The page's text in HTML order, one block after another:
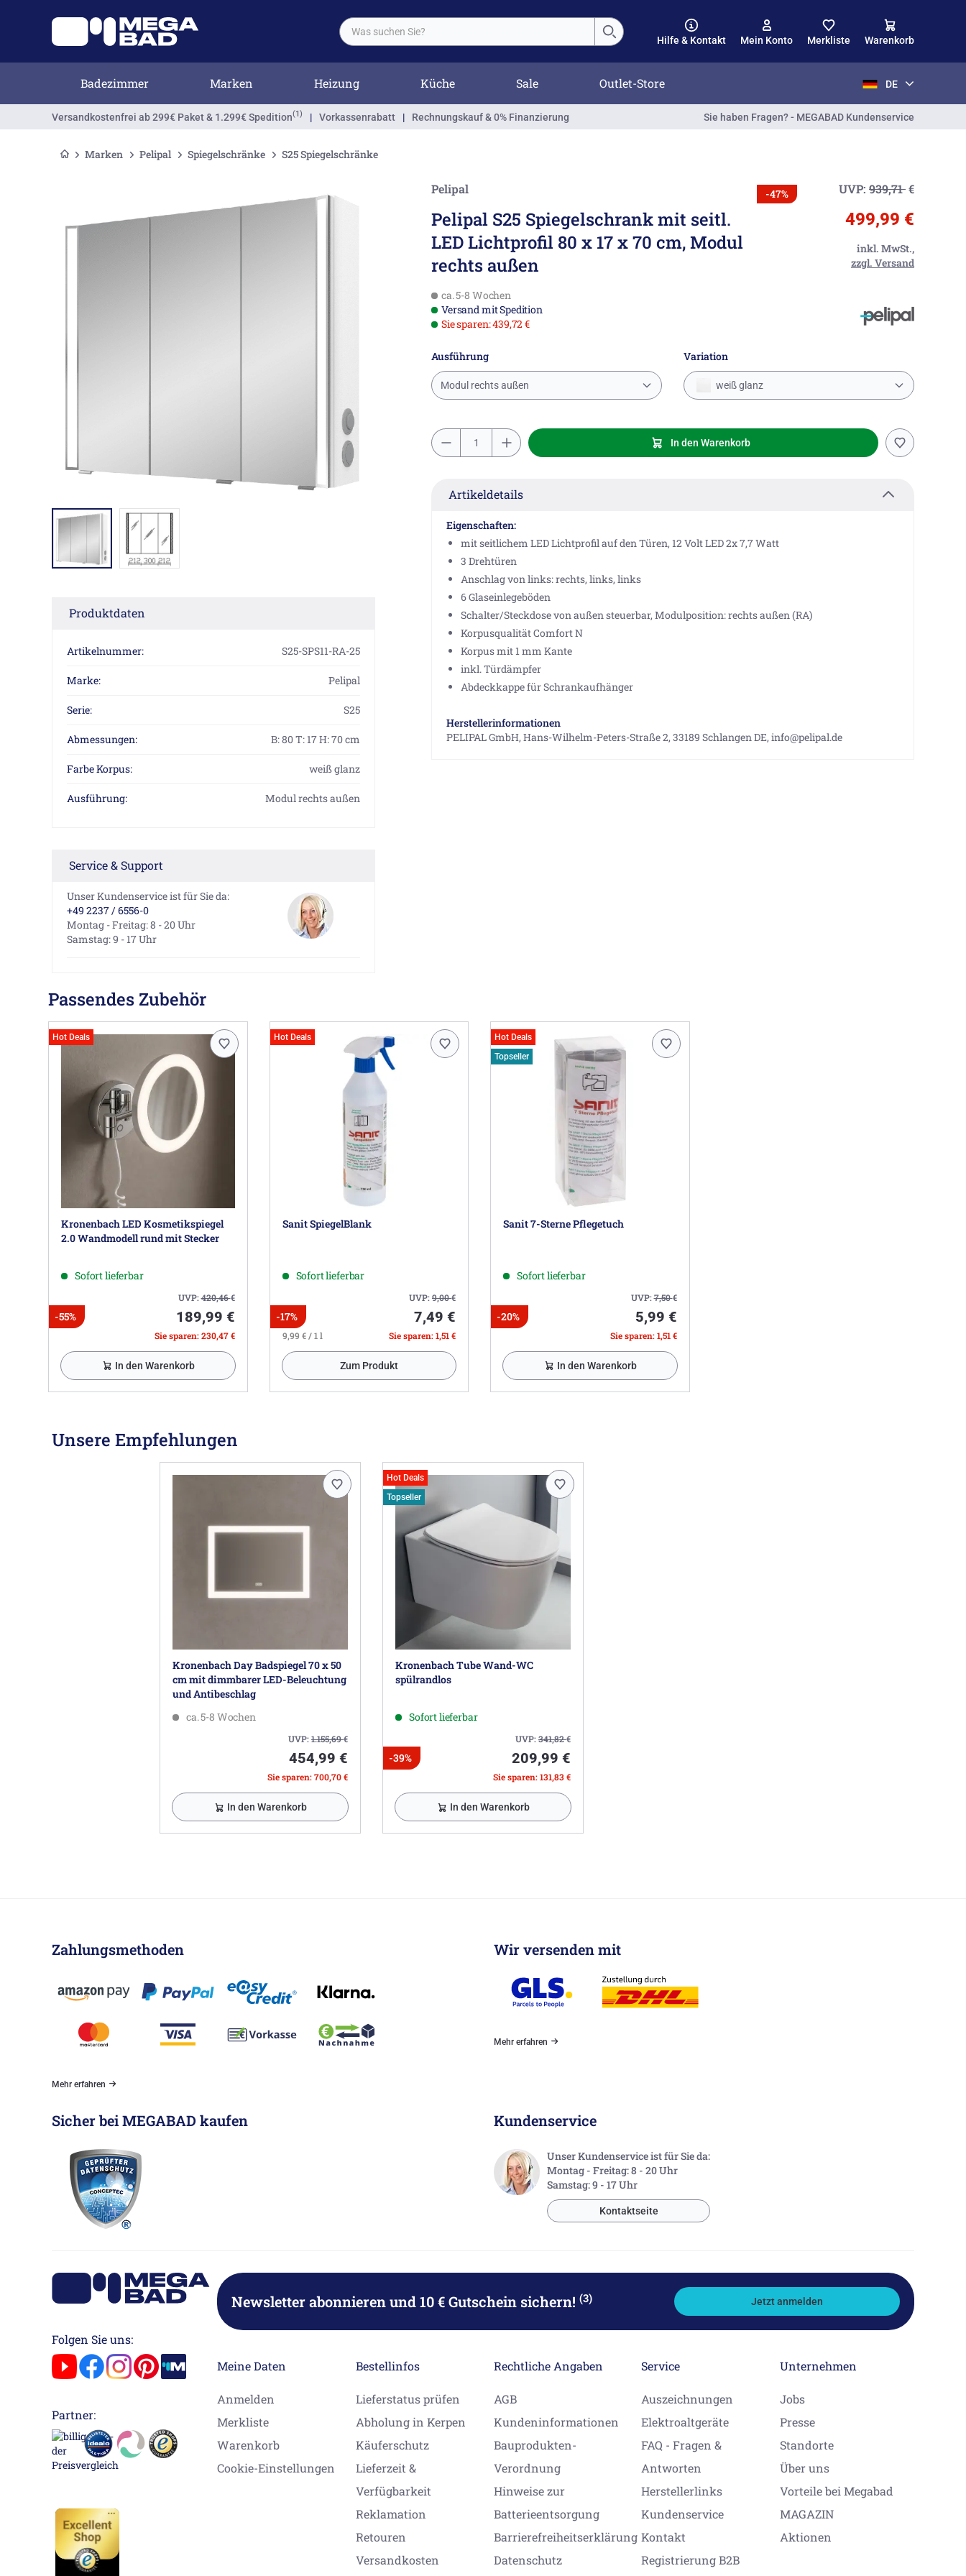
Hilfe & Kontakt Mein Konto Merkliste Warenkorb
Badezimmer Marken Heizung Küche Sale Outlet-Store DE
Versandkostenfrei ab 299€ Paket & 1.299€ Spedition(1) | Vorkassenrabatt | Rechnungskauf & 0% Finanzierung Sie haben Fragen? - MEGABAD Kundenservice
Marken Pelipal Spiegelschränke S25 Spiegelschränke
Produktdaten
Artikelnummer: S25-SPS11-RA-25
Marke: Pelipal
Serie: S25
Abmessungen: B: 80 T: 17 H: 70 cm
Farbe Korpus: weiß glanz
Ausführung: Modul rechts außen
Service & Support
Unser Kundenservice ist für Sie da:
+49 2237 / 6556-0
Montag - Freitag: 8 - 20 Uhr
Samstag: 9 - 17 Uhr
Pelipal
Pelipal S25 Spiegelschrank mit seitl.
LED Lichtprofil 80 x 17 x 70 cm, Modul
rechts außen
-47% UVP: 939,71€
499,99 €
inkl. MwSt.,
zzgl. Versand
ca. 5-8 Wochen
Versand mit Spedition
Sie sparen: 439,72 €
Ausführung
Modul rechts außen
Variation
weiß glanz
In den Warenkorb
Artikeldetails
Eigenschaften:
mit seitlichem LED Lichtprofil auf den Türen, 12 Volt LED 2x 7,7 Watt
3 Drehtüren
Anschlag von links: rechts, links, links
6 Glaseinlegeböden
Schalter/Steckdose von außen steuerbar, Modulposition: rechts außen (RA)
Korpusqualität Comfort N
Korpus mit 1 mm Kante
inkl. Türdämpfer
Abdeckkappe für Schrankaufhänger
Herstellerinformationen
PELIPAL GmbH, Hans-Wilhelm-Peters-Straße 2, 33189 Schlangen DE, info@pelipal.de
Passendes Zubehör
Hot Deals
Kronenbach LED Kosmetikspiegel
2.0 Wandmodell rund mit Stecker
Sofort lieferbar
UVP:420,46€
-55% 189,99 €
Sie sparen: 230,47 €
In den Warenkorb
Hot Deals
Sanit SpiegelBlank
Sofort lieferbar
UVP:9,00€
-17% 7,49 €
9,99 € / 1 l Sie sparen: 1,51 €
Zum Produkt
Hot Deals
Topseller
Sanit 7-Sterne Pflegetuch
Sofort lieferbar
UVP:7,50€
-20% 5,99 €
Sie sparen: 1,51 €
In den Warenkorb
Unsere Empfehlungen
Kronenbach Day Badspiegel 70 x 50
cm mit dimmbarer LED-Beleuchtung
und Antibeschlag
ca. 5-8 Wochen
UVP:1.155,69€
454,99 €
Sie sparen: 700,70 €
In den Warenkorb
Hot Deals
Topseller
Kronenbach Tube Wand-WC
spülrandlos
Sofort lieferbar
UVP:341,82€
-39% 209,99 €
Sie sparen: 131,83 €
In den Warenkorb
Zahlungsmethoden
Mehr erfahren
Wir versenden mit
Mehr erfahren
Sicher bei MEGABAD kaufen Kundenservice
Unser Kundenservice ist für Sie da:
Montag - Freitag: 8 - 20 Uhr
Samstag: 9 - 17 Uhr
Kontaktseite
Folgen Sie uns:
Partner:
Newsletter abonnierenund 10 € Gutschein sichern! (3) Jetzt anmelden
Meine Daten
Anmelden
Merkliste
Warenkorb
Cookie-Einstellungen
Bestellinfos
Lieferstatus prüfen
Abholung in Kerpen
Käuferschutz
Lieferzeit &
Verfügbarkeit
Reklamation
Retouren
Versandkosten
Rechtliche Angaben
AGB
Kundeninformationen
Bauprodukten-
Verordnung
Hinweise zur
Batterieentsorgung
Barrierefreiheitserklärung
Datenschutz
Service
Auszeichnungen
Elektroaltgeräte
FAQ - Fragen &
Antworten
Herstellerlinks
Kundenservice
Kontakt
Registrierung B2B
Unternehmen
Jobs
Presse
Standorte
Über uns
Vorteile bei Megabad
MAGAZIN
Aktionen